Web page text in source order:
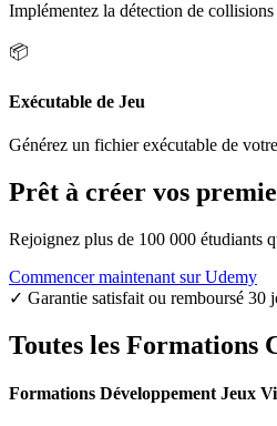
Implémentez la détection de
📦
Exécutable de Jeu
Générez un fichier exécutable de
Prêt à créer vos
Rejoignez plus de 100 000 étudiants
Commencer maintenant sur Udemy
✓ Garantie satisfait ou remboursé 30
Toutes les Formations
Formations Développement Jeux